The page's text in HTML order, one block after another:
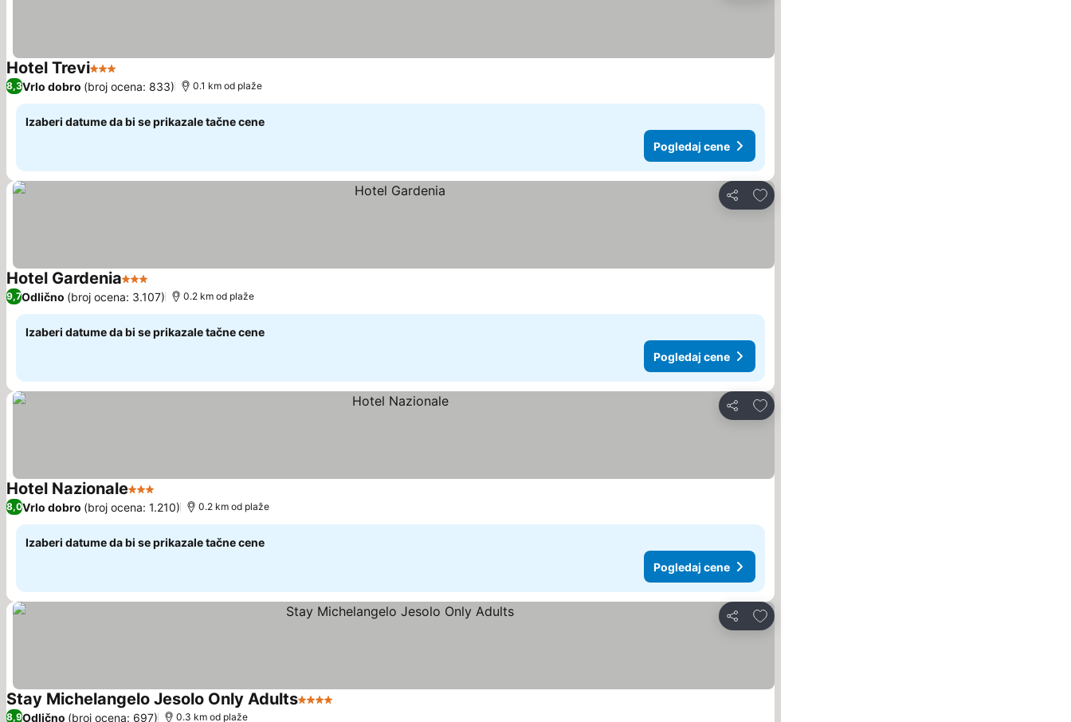
Hotel Trevi3 Zvezdice
8,3Vrlo dobro (broj ocena: 833) 0.1 km od plaže
Izaberi datume da bi se prikazale tačne cene
Pogledaj cene
Deli
Dodati u favorite
Hotel Gardenia3 Zvezdice
9,7Odlično (broj ocena: 3.107) 0.2 km od plaže
Izaberi datume da bi se prikazale tačne cene
Pogledaj cene
Deli
Dodati u favorite
Hotel Nazionale3 Zvezdice
8,0Vrlo dobro (broj ocena: 1.210) 0.2 km od plaže
Izaberi datume da bi se prikazale tačne cene
Pogledaj cene
Deli
Dodati u favorite
Stay Michelangelo Jesolo Only Adults4 Zvezdice
8,9Odlično (broj ocena: 697) 0.3 km od plaže